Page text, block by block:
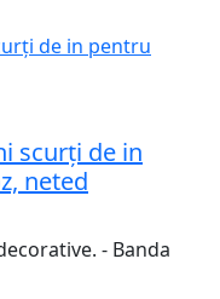
scurți de in
neted
- Banda